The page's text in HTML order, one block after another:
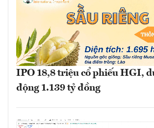
IPO 18,8 triệu cổ phiếu HGI,
động 1.139 tỷ đồng